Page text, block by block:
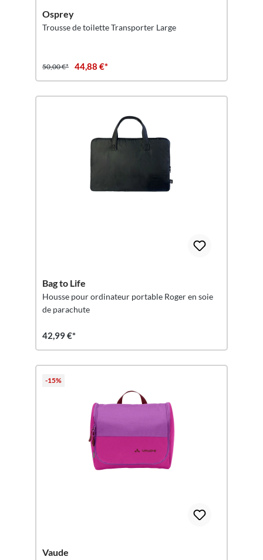
Osprey
Trousse de toilette Transporter Large
50,00 €* 44,88 €*
Bag to Life
Housse pour ordinateur portable Roger en soie
de parachute
42,99 €*
-15%
Vaude